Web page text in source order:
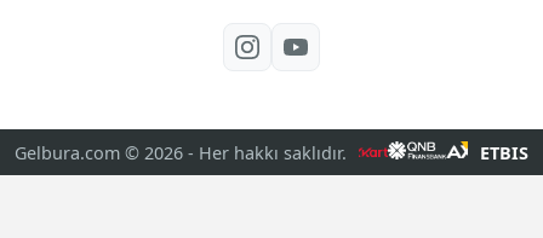
Gelbura.com © 2026 - Her hakkı saklıdır. ETBIS